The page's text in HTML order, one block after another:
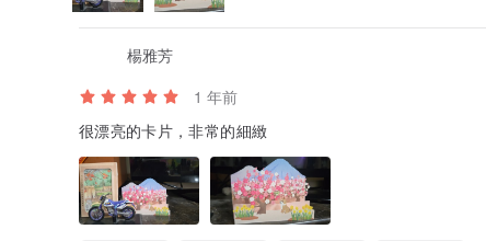
楊雅芳
1 年前
很漂亮的卡片，非常的細緻